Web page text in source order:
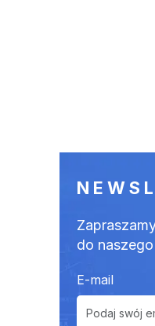
do
E-mail